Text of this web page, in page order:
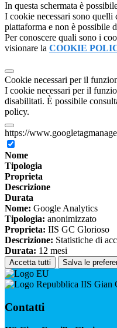
In questa schermata è
I cookie necessari sono
piattaforma e non è possibile
Per conoscere quali sono i
visionare la COOKIE
Cookie necessari per il
I cookie necessari per il
disabilitati. È possibile
policy.
https://
Nome
Tipologia
Proprieta
Descrizione
Durata
Nome: Google Analytics
Tipologia: anonimizzato
Proprieta: IIS GC Glorioso
Descrizione: Statistiche di
Durata: 12 mesi
Accetta tutti Salva le
IIS Gian
Contatti